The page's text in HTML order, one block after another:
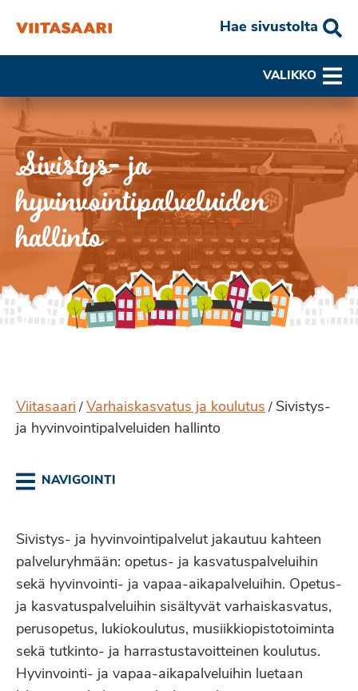
Hae sivustolta
VALIKKO
Sivistys- ja
hyvinvointipalveluiden
hallinto
Viitasaari / Varhaiskasvatus ja koulutus / Sivistys-
ja hyvinvointipalveluiden hallinto
NAVIGOINTI
Sivistys- ja hyvinvointipalvelut jakautuu kahteen
palveluryhmään: opetus- ja kasvatuspalveluihin
sekä hyvinvointi- ja vapaa-aikapalveluihin. Opetus-
ja kasvatuspalveluihin sisältyvät varhaiskasvatus,
perusopetus, lukiokoulutus, musiikkiopistotoiminta
sekä tutkinto- ja harrastustavoitteinen koulutus.
Hyvinvointi- ja vapaa-aikapalveluihin luetaan